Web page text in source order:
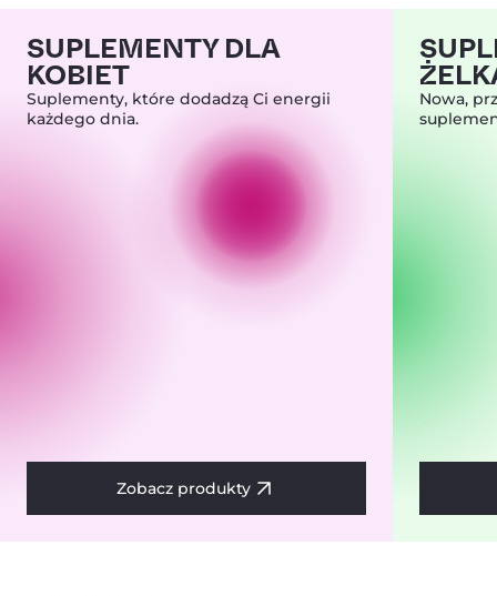
SUPLEMENTY DLA
KOBIET
Suplementy, które dodadzą Ci energii
każdego dnia.
Zobacz produkty
Nowa,